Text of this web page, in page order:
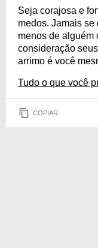
Seja corajosa e
medos. Jamais
menos de alguém
consideração
arrimo é você
Tudo o que você
COPIAR